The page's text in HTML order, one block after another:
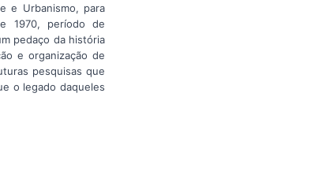
e Urbanismo, para
1970, período de
pedaço da história
e organização de
pesquisas que
o legado daqueles